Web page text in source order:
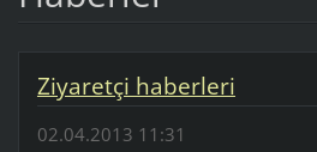
Ziyaretçi haberleri
02.04.2013 11:31